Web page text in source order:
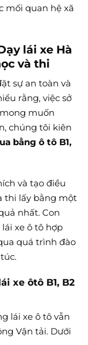
mối quan hệ xã
lái xe Hà
và thi
sự an toàn và
rằng, việc sở
muốn
chúng tôi kiên
bằng ô tô B1,
và tạo điều
thi lấy bằng một
nhất. Con
xe ô tô hợp
quá trình đào
xe ôtô B1, B2
lái xe ô tô vẫn
Vận tải. Dưới